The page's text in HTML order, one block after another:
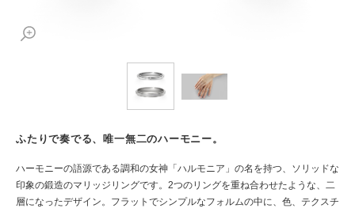
ふたりで奏でる、唯一無二のハーモニー。
ハーモニーの語源である調和の女神「ハルモニア」の名を持つ、ソリッドな
印象の鍛造のマリッジリングです。2つのリングを重ね合わせたような、二
層になったデザイン。フラットでシンプルなフォルムの中に、色、テクスチ